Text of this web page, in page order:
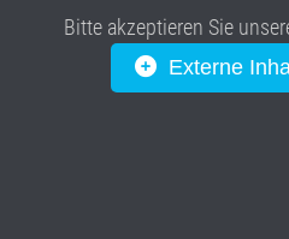
Bitte akzeptieren Sie
Externe